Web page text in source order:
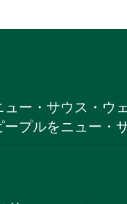
ー・サウス・ウ
ープルをニュー・